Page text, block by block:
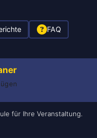
FAQ
für Ihre Veranstaltung.